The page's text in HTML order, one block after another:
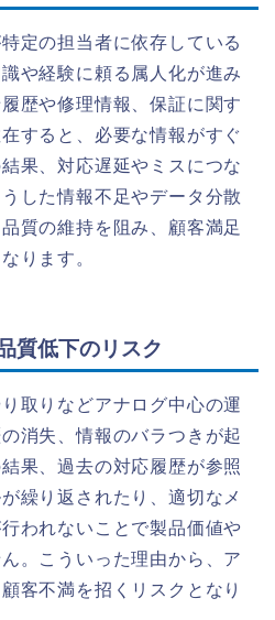
定の担当者に依存している
や経験に頼る属人化が進み
歴や修理情報、保証に関す
すると、必要な情報がすぐ
果、対応遅延やミスにつな
した情報不足やデータ分散
質の維持を阻み、顧客満足
ります。
質低下のリスク
取りなどアナログ中心の運
消失、情報のバラつきが起
果、過去の対応履歴が参照
繰り返されたり、適切なメ
われないことで製品価値や
。こういった理由から、ア
客不満を招くリスクとなり